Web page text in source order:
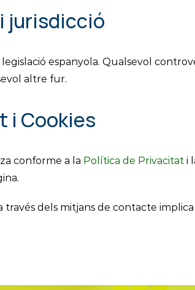
jurisdicció
espanyola. Qualsevol
altre fur.
i Cookies
conforme a la Política de Privacitat i
través dels mitjans de contacte